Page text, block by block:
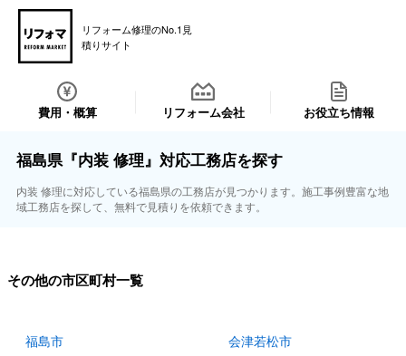
リフォーム修理のNo.1見
積りサイト
費用・概算 リフォーム会社 お役立ち情報
福島県『内装 修理』対応工務店を探す
内装 修理に対応している福島県の工務店が見つかります。施工事例豊富な地
域工務店を探して、無料で見積りを依頼できます。
その他の市区町村一覧
福島市 会津若松市